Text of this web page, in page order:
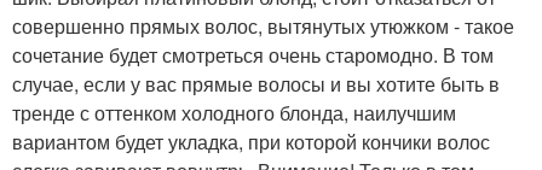
совершенно прямых волос, вытянутых утюжком - такое
сочетание будет смотреться очень старомодно. В том
случае, если у вас прямые волосы и вы хотите быть в
тренде с оттенком холодного блонда, наилучшим
вариантом будет укладка, при которой кончики волос